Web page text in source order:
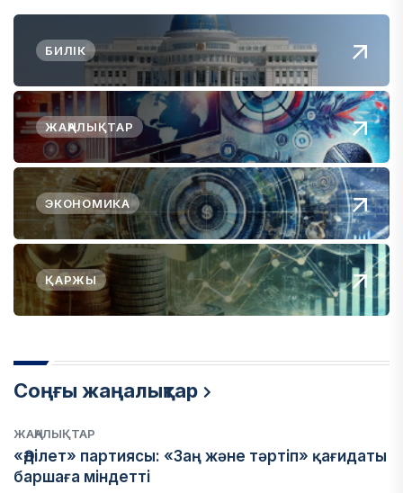
БИЛІК
ЖАҢАЛЫҚТАР
ЭКОНОМИКА
ҚАРЖЫ
Соңғы жаңалықтар
ЖАҢАЛЫҚТАР
«Әділет» партиясы: «Заң және тәртіп» қағидаты
баршаға міндетті